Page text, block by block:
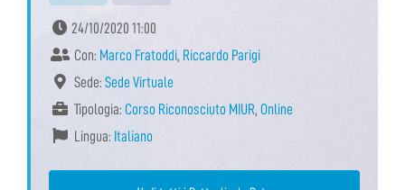
24/10/2020 11:00
Con: Marco Fratoddi, Riccardo Parigi
Sede: Sede Virtuale
Tipologia: Corso Riconosciuto MIUR, Online
Lingua: Italiano